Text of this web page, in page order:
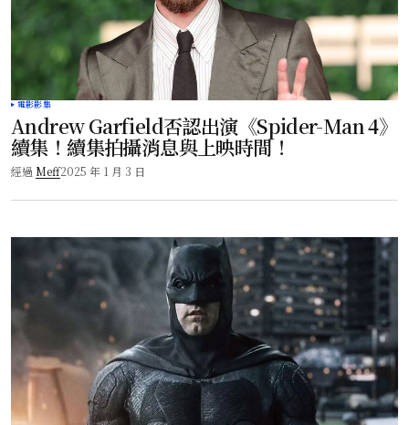
電影影集
Andrew Garfield否認出演《Spider-Man 4》
續集！續集拍攝消息與上映時間！
經過 Meff2025 年 1 月 3 日